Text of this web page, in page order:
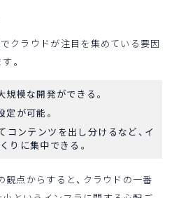
クラウドが注目を集めている要因
。
模な開発ができる。
が可能。
コンテンツを出し分けるなど、イ
りに集中できる。
観点からすると、クラウドの一番